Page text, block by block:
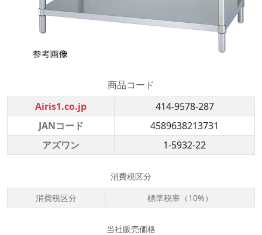
商品コード
Airis1.co.jp
414-9578-287
JANコード
4589638213731
アズワン
1-5932-22
消費税区分
消費税区分
標準税率（10%）
当社販売価格